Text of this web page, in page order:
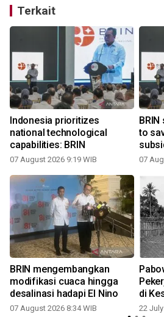
Terkait
Indonesia prioritizes
national technological
capabilities: BRIN
07 August 2026 9:19 WIB
to
07
BRIN mengembangkan
modifikasi cuaca hingga
desalinasi hadapi El Nino
07 August 2026 8:34 WIB
di
22